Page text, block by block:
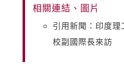
相關連結、圖片
引用新聞：印度
校副國際長來訪